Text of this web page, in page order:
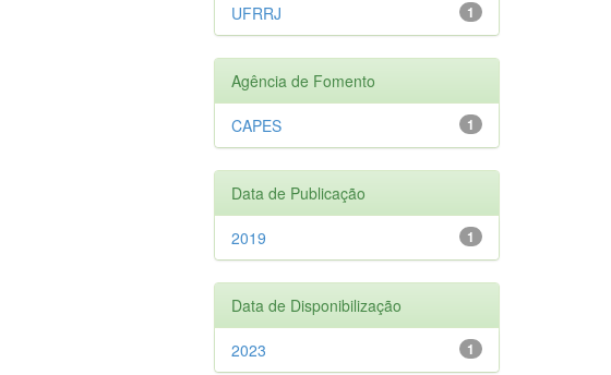
1
UFRRJ
Agência de Fomento
1
CAPES
Data de Publicação
1
2019
Data de Disponibilização
1
2023